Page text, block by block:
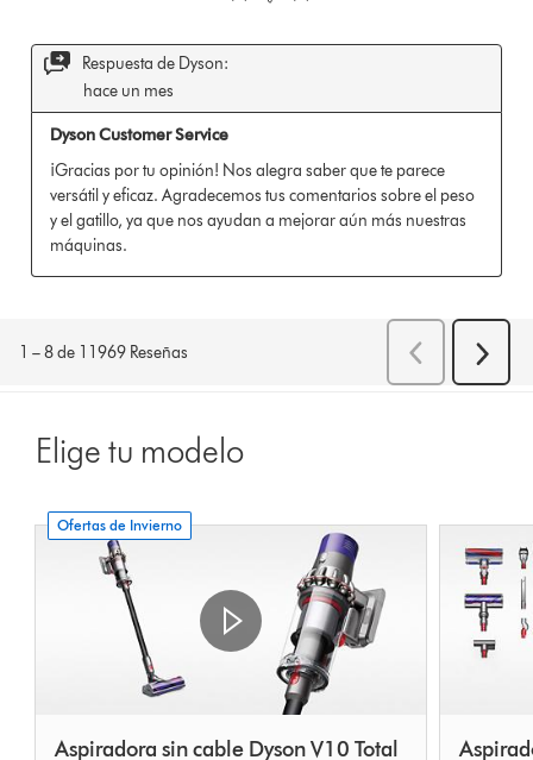
Elige tu modelo
Ofertas de Invierno
Aspiradora sin cable Dyson V10 Total